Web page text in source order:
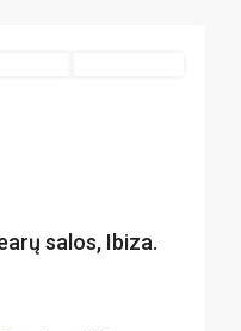
salos, Ibiza.